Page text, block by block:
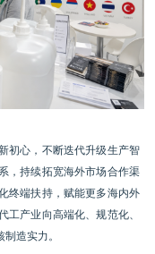
初心，不断迭代升级生产智
，持续拓宽海外市场合作渠
终端扶持，赋能更多海内外
产业向高端化、规范化、
造实力。